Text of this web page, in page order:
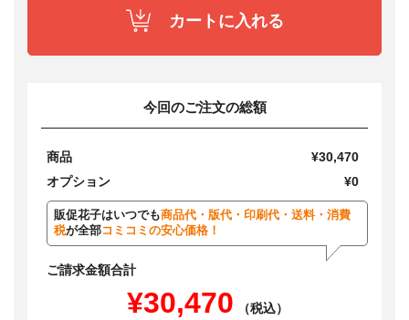
カートに入れる
今回のご注文の総額
商品
¥30,470
オプション
¥0
販促花子はいつでも商品代・版代・印刷代・送料・消費
税が全部コミコミの安心価格！
ご請求金額合計
¥30,470
（税込）